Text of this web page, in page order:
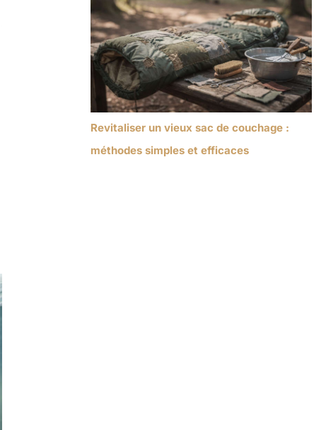
Revitaliser un vieux sac de couchage :
méthodes simples et efficaces